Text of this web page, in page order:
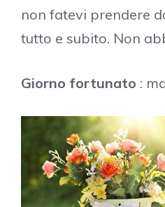
non fatevi prendere
tutto e subito. Non
Giorno fortunato :